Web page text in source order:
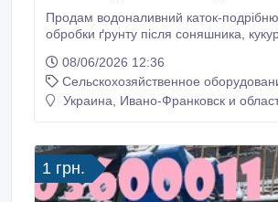
Продам водоналивний каток-
обробки ґрунту після соняшника, кукурудзи та
1780 кг, він легко агрегатується з тракторами
потужністю 80-90 к.с. Подрібнення рослинних
залишків та часткове мульчування
від вивітрювання та збагачувати
08/06/2026 12:36
Сельскохозяйственное
Украина, Ивано-Франковск и
1 грн.